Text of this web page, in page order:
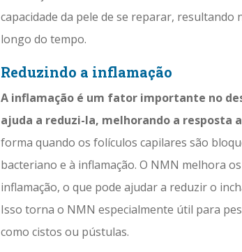
capacidade da pele de se reparar, resultando
longo do tempo.
Reduzindo a inflamação
A inflamação é um fator importante no
ajuda a reduzi-la, melhorando a resposta
forma quando os folículos capilares são
bacteriano e à inflamação. O NMN melhora
inflamação, o que pode ajudar a reduzir o
Isso torna o NMN especialmente útil para
como cistos ou pústulas.